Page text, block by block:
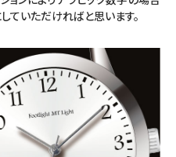
ていただければと思います。